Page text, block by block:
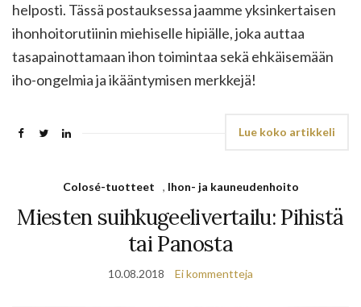
helposti. Tässä postauksessa jaamme yksinkertaisen
ihonhoitorutiinin miehiselle hipiälle, joka auttaa
tasapainottamaan ihon toimintaa sekä ehkäisemään
iho-ongelmia ja ikääntymisen merkkejä!
Lue koko artikkeli
Colosé-tuotteet , Ihon- ja kauneudenhoito
Miesten suihkugeelivertailu: Pihistä
tai Panosta
10.08.2018 Ei kommentteja